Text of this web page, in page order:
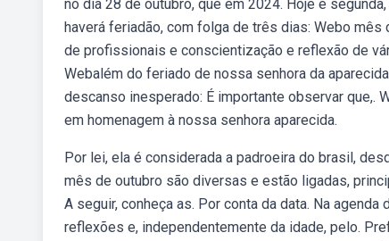
no dia 28 de outubro, que em 2024. Hoje é
haverá feriadão, com folga de três dias: Webo
de profissionais e conscientização e reflexão de
Webalém do feriado de nossa senhora da
descanso inesperado: É importante observar que,.
em homenagem à nossa senhora aparecida.
Por lei, ela é considerada a padroeira do brasil,
mês de outubro são diversas e estão ligadas,
A seguir, conheça as. Por conta da data. Na
reflexões e, independentemente da idade, pelo.